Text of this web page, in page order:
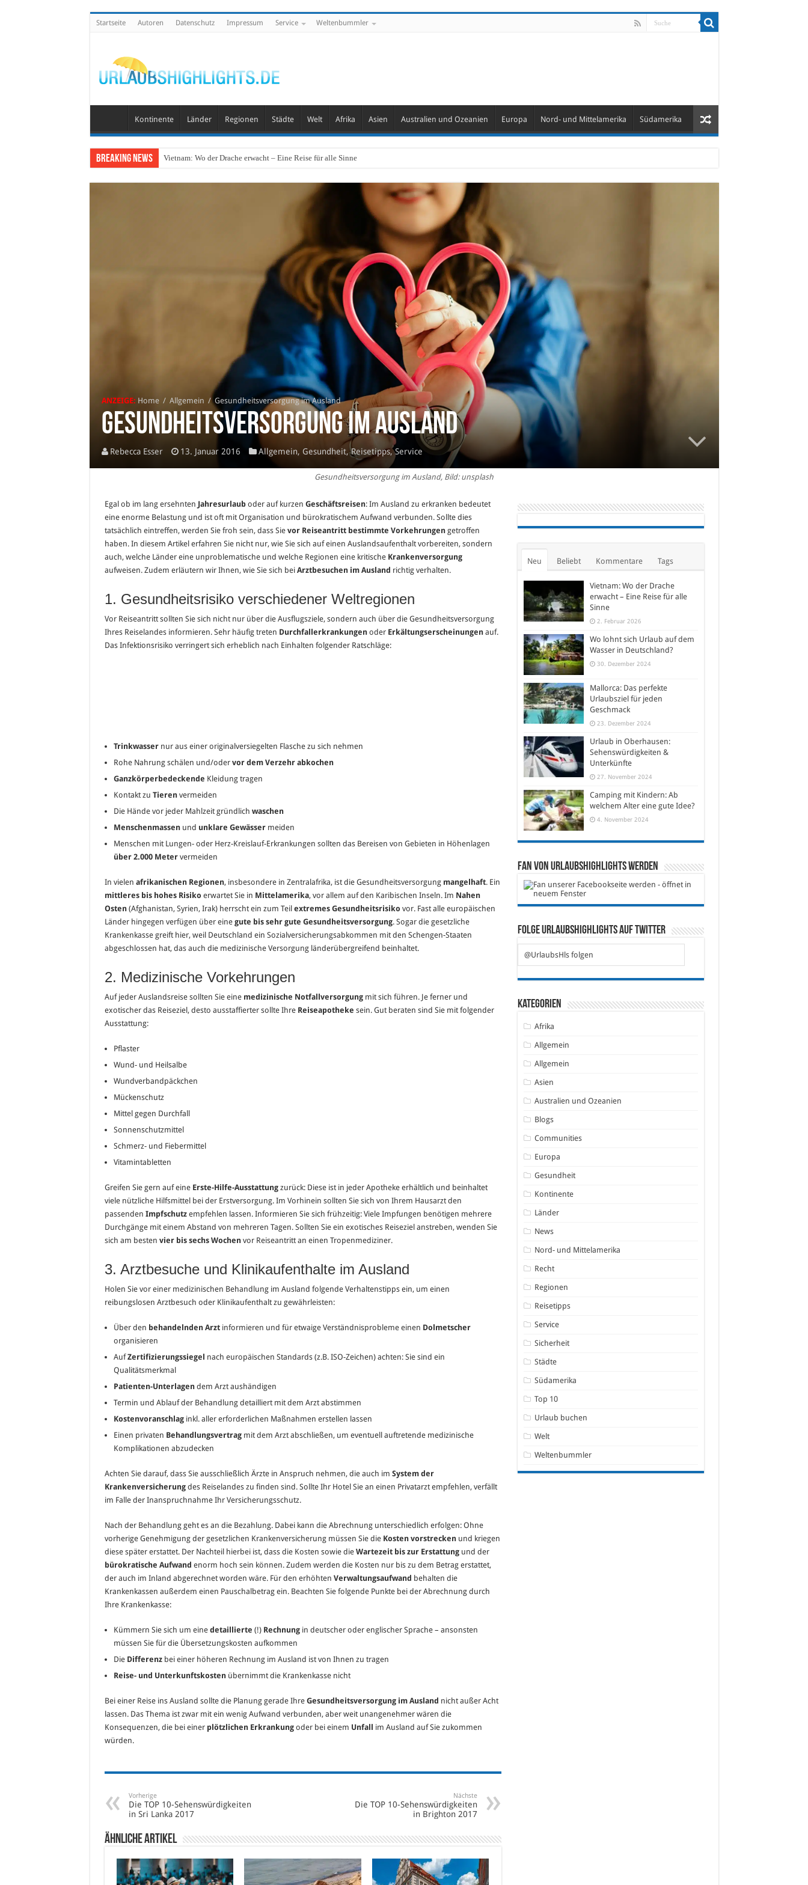
Startseite Autoren Datenschutz Impressum Service Weltenbummler
Kontinente Länder Regionen Städte Welt Afrika Asien Australien und Ozeanien Europa Nord- und Mittelamerika Südamerika
Breaking News Vietnam: Wo der Drache erwacht – Eine Reise für alle Sinne
ANZEIGE: Home / Allgemein / Gesundheitsversorgung im Ausland
Gesundheitsversorgung im Ausland
Rebecca Esser 13. Januar 2016 Allgemein, Gesundheit,Reisetipps,Service
Gesundheitsversorgung im Ausland, Bild: unsplash
Egal ob im lang ersehnten Jahresurlauboder auf kurzen Geschäftsreisen: Im Ausland zu erkranken bedeutet
eine enorme Belastung und ist oft mit Organisation und bürokratischem Aufwand verbunden. Sollte dies
tatsächlich eintreffen, werden Sie froh sein, dass Sie vor Reiseantritt bestimmte Vorkehrungengetroffen
haben. In diesem Artikel erfahren Sie nicht nur, wie Sie sich auf einen Auslandsaufenthalt vorbereiten, sondern
auch, welche Länder eine unproblematische und welche Regionen eine kritische Krankenversorgung
aufweisen. Zudem erläutern wir Ihnen, wie Sie sich bei Arztbesuchen im Ausland richtig verhalten.
1. Gesundheitsrisiko verschiedener Weltregionen
Vor Reiseantritt sollten Sie sich nicht nur über die Ausflugsziele, sondern auch über die Gesundheitsversorgung
Ihres Reiselandes informieren. Sehr häufig treten Durchfallerkrankungenoder Erkältungserscheinungenauf.
Das Infektionsrisiko verringert sich erheblich nach Einhalten folgender Ratschläge:
Trinkwassernur aus einer originalversiegelten Flasche zu sich nehmen
Rohe Nahrung schälen und/oder vor dem Verzehr abkochen
Ganzkörperbedeckende Kleidung tragen
Kontakt zu Tierenvermeiden
Die Hände vor jeder Mahlzeit gründlich waschen
Menschenmassen und unklare Gewässer meiden
Menschen mit Lungen- oder Herz-Kreislauf-Erkrankungen sollten das Bereisen von Gebieten in Höhenlagen
über 2.000 Metervermeiden
In vielen afrikanischen Regionen, insbesondere in Zentralafrika, ist die Gesundheitsversorgung mangelhaft. Ein
mittleres bis hohes Risiko erwartet Sie in Mittelamerika, vor allem auf den Karibischen Inseln. Im Nahen
Osten(Afghanistan, Syrien, Irak) herrscht ein zum Teil extremes Gesundheitsrisiko vor. Fast alle europäischen
Länder hingegen verfügen über eine gute bis sehr gute Gesundheitsversorgung. Sogar die gesetzliche
Krankenkasse greift hier, weil Deutschland ein Sozialversicherungsabkommen mit den Schengen-Staaten
abgeschlossen hat, das auch die medizinische Versorgung länderübergreifend beinhaltet.
2. Medizinische Vorkehrungen
Auf jeder Auslandsreise sollten Sie eine medizinische Notfallversorgungmit sich führen. Je ferner und
exotischer das Reiseziel, desto ausstaffierter sollte Ihre Reiseapotheke sein. Gut beraten sind Sie mit folgender
Ausstattung:
Pflaster
Wund- und Heilsalbe
Wundverbandpäckchen
Mückenschutz
Mittel gegen Durchfall
Sonnenschutzmittel
Schmerz- und Fiebermittel
Vitamintabletten
Greifen Sie gern auf eine Erste-Hilfe-Ausstattungzurück: Diese ist in jeder Apotheke erhältlich und beinhaltet
viele nützliche Hilfsmittel bei der Erstversorgung. Im Vorhinein sollten Sie sich von Ihrem Hausarzt den
passenden Impfschutzempfehlen lassen. Informieren Sie sich frühzeitig: Viele Impfungen benötigen mehrere
Durchgänge mit einem Abstand von mehreren Tagen. Sollten Sie ein exotisches Reiseziel anstreben, wenden Sie
sich am besten vier bis sechs Wochenvor Reiseantritt an einen Tropenmediziner.
3. Arztbesuche und Klinikaufenthalte im Ausland
Holen Sie vor einer medizinischen Behandlung im Ausland folgende Verhaltenstipps ein, um einen
reibungslosen Arztbesuch oder Klinikaufenthalt zu gewährleisten:
Über den behandelnden Arztinformieren und für etwaige Verständnisprobleme einen Dolmetscher
organisieren
AufZertifizierungssiegel nach europäischen Standards (z.B. ISO-Zeichen) achten: Sie sind ein
Qualitätsmerkmal
Patienten-Unterlagendem Arzt aushändigen
Termin und Ablauf der Behandlung detailliert mit dem Arzt abstimmen
Kostenvoranschlaginkl. aller erforderlichen Maßnahmen erstellen lassen
Einen privaten Behandlungsvertragmit dem Arzt abschließen, um eventuell auftretende medizinische
Komplikationen abzudecken
Achten Sie darauf, dass Sie ausschließlich Ärzte in Anspruch nehmen, die auch im System der
Krankenversicherungdes Reiselandes zu finden sind. Sollte Ihr Hotel Sie an einen Privatarzt empfehlen, verfällt
im Falle der Inanspruchnahme Ihr Versicherungsschutz.
Nach der Behandlung geht es an die Bezahlung. Dabei kann die Abrechnung unterschiedlich erfolgen: Ohne
vorherige Genehmigung der gesetzlichen Krankenversicherung müssen Sie die Kosten vorstreckenund kriegen
diese später erstattet. Der Nachteil hierbei ist, dass die Kosten sowie die Wartezeit bis zur Erstattungund der
bürokratische Aufwand enorm hoch sein können. Zudem werden die Kosten nur bis zu dem Betrag erstattet,
der auch im Inland abgerechnet worden wäre. Für den erhöhten Verwaltungsaufwand behalten die
Krankenkassen außerdem einen Pauschalbetrag ein. Beachten Sie folgende Punkte bei der Abrechnung durch
Ihre Krankenkasse:
Kümmern Sie sich um eine detaillierte (!) Rechnungin deutscher oder englischer Sprache – ansonsten
müssen Sie für die Übersetzungskosten aufkommen
Die Differenzbei einer höheren Rechnung im Ausland ist von Ihnen zu tragen
Reise- und Unterkunftskostenübernimmt die Krankenkasse nicht
Bei einer Reise ins Ausland sollte die Planung gerade Ihre Gesundheitsversorgung im Ausland nicht außer Acht
lassen. Das Thema ist zwar mit ein wenig Aufwand verbunden, aber weit unangenehmer wären die
Konsequenzen, die bei einerplötzlichen Erkrankungoder bei einem Unfall im Ausland auf Sie zukommen
würden.
Vorherige
Die TOP 10-Sehenswürdigkeiten
in Sri Lanka 2017
Nächste
Die TOP 10-Sehenswürdigkeiten
in Brighton 2017
Ähnliche Artikel
Neu Beliebt Kommentare Tags
Vietnam: Wo der Drache
erwacht – Eine Reise für alle
Sinne
2. Februar 2026
Wo lohnt sich Urlaub auf dem
Wasser in Deutschland?
30. Dezember 2024
Mallorca: Das perfekte
Urlaubsziel für jeden
Geschmack
23. Dezember 2024
Urlaub in Oberhausen:
Sehenswürdigkeiten &
Unterkünfte
27. November 2024
Camping mit Kindern: Ab
welchem Alter eine gute Idee?
4. November 2024
Fan von Urlaubshighlights werden
Folge Urlaubshighlights auf Twitter
@UrlaubsHls folgen
Kategorien
Afrika
Allgemein
Allgemein
Asien
Australien und Ozeanien
Blogs
Communities
Europa
Gesundheit
Kontinente
Länder
News
Nord- und Mittelamerika
Recht
Regionen
Reisetipps
Service
Sicherheit
Städte
Südamerika
Top 10
Urlaub buchen
Welt
Weltenbummler